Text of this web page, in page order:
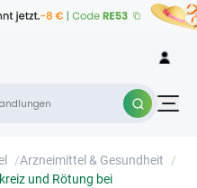
/Arzneimittel & Gesundheit
/
und Rötung bei
Neurodermitis
×